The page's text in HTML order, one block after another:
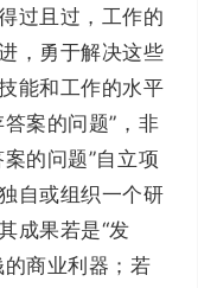
过且过，工作的
，勇于解决这些
能和工作的水平
案的问题”，非
的问题”自立项
自或组织一个研
成果若是“发
商业利器；若